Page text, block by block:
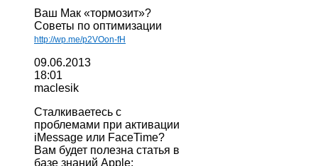
Ваш Мак «тормозит»?
Советы по оптимизации
http://wp.me/p2VOon-fH
09.06.2013
18:01
maclesik
Сталкиваетесь с
проблемами при активации
iMessage или FaceTime?
Вам будет полезна статья в
базе знаний Apple: